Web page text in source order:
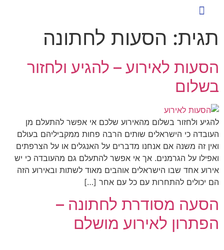
תגית: הסעות לחתונה
הסעות לאירוע – להגיע ולחזור
בשלום
להגיע ולחזור בשלום מהאירוע שלכם אי אפשר להתעלם מן
העובדה כי הישראלים שותים הרבה פחות ממקביליהם בעולם
ואין זה משנה אם אנחנו מדברים על האנגלים או על הצרפתים
ואפילו על הגרמנים. אך אי אפשר להתעלם גם מהעובדה כי יש
אירוע אחד שבו הישראלים אוהבים מאוד לשתות ובאירוע הזה
הם יכולים להתחרות עם כל עם אחר […]
הסעה מסודרת לחתונה –
הפתרון לאירוע מושלם